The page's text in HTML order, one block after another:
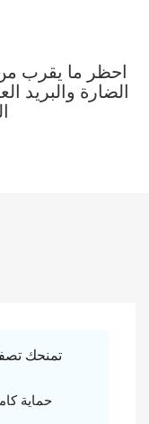
الضارة والبريد
تمنحك
حماية